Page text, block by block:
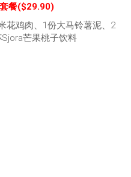
餐($29.90)
花鸡肉、1份大马铃薯泥、2
芒果桃子饮料